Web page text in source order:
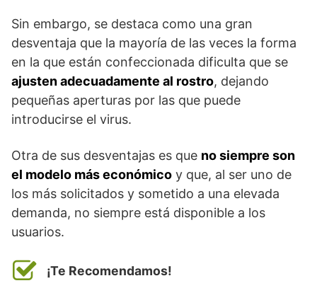
Sin embargo, se destaca como una gran
desventaja que la mayoría de las veces la forma
en la que están confeccionada dificulta que se
ajusten adecuadamente al rostro, dejando
pequeñas aperturas por las que puede
introducirse el virus.
Otra de sus desventajas es que no siempre son
el modelo más económico y que, al ser uno de
los más solicitados y sometido a una elevada
demanda, no siempre está disponible a los
usuarios.
¡Te Recomendamos!